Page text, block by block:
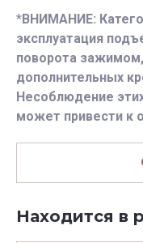
*ВНИМАНИЕ:
эксплуатация
поворота
дополнительных
Несоблюдение
может привести к
Находится в